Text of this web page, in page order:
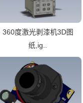
360度激光剥漆机3D图
纸,ig..